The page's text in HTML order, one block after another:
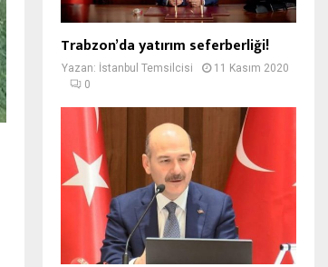
Trabzon’da yatırım seferberliği!
Yazan: İstanbul Temsilcisi
11 Kasım 2020
0